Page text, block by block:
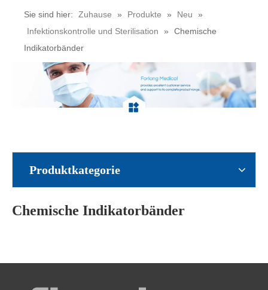
Sie sind hier: Zuhause » Produkte » Neu
»
Infektionskontrolle und Sterilisation
»
Chemische
Indikatorbänder
Produktkategorie
Chemische Indikatorbänder